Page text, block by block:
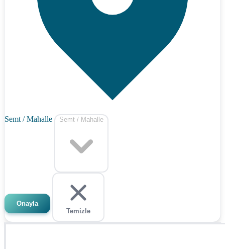
Semt / Mahalle Semt / Mahalle
Onayla
Temizle